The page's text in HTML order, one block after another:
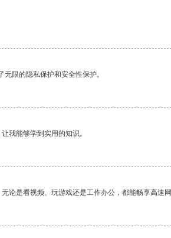
限的隐私保护和安全性保护。
我能够学到实用的知识。
论是看视频、玩游戏还是工作办公，都能畅享高速